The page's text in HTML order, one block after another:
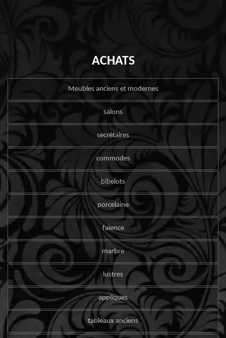
ACHATS
Meubles anciens et modernes
salons
secrétaires
commodes
bibelots
porcelaine
faïence
marbre
lustres
appliques
tableaux anciens